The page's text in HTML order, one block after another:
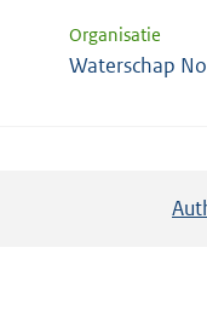
Organisatie
Waterschap